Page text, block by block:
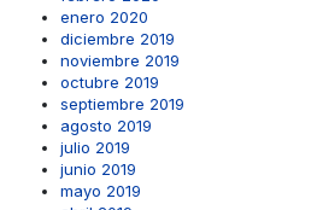
enero 2020
diciembre 2019
noviembre 2019
octubre 2019
septiembre 2019
agosto 2019
julio 2019
junio 2019
mayo 2019